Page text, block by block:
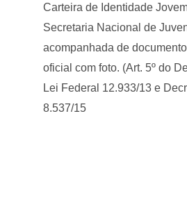
Carteira de Identidade
Secretaria Nacional de
acompanhada de
oficial com foto. (Art. 5º do
Lei Federal 12.933/13 e
8.537/15